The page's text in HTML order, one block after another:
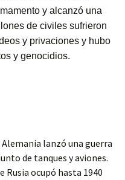
y alcanzó una
de civiles sufrieron
y privaciones y hubo
y genocidios.
Alemania lanzó una guerra
de tanques y aviones.
Rusia ocupó hasta 1940